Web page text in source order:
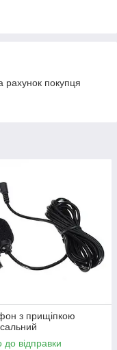
рахунок покупця
з прищіпкою
до відправки